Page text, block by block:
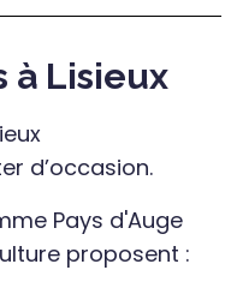
à Lisieux
d’occasion.
Pays d'Auge
proposent :